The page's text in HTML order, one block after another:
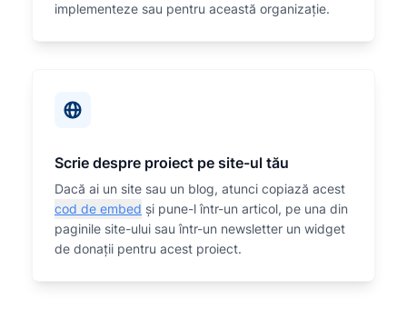
implementeze sau pentru această organizaţie.
Scrie despre proiect pe site-ul tău
Dacă ai un site sau un blog, atunci copiază acest
cod de embed și pune-l într-un articol, pe una din
paginile site-ului sau într-un newsletter un widget
de donații pentru acest proiect.